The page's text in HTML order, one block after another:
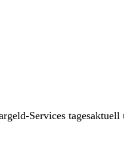
Services